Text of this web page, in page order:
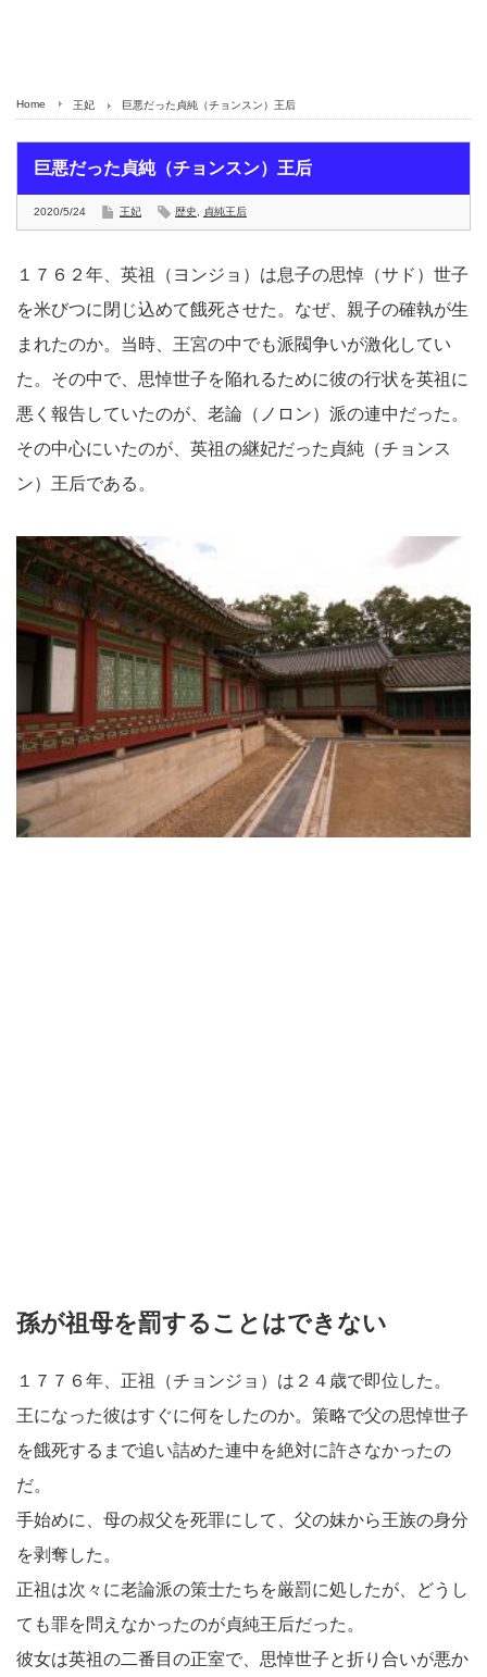
Home 王妃 巨悪だった貞純（チョンスン）王后
巨悪だった貞純（チョンスン）王后
2020/5/24 王妃 歴史 貞純王后
１７６２年、英祖（ヨンジョ）は息子の思悼（サド）世子
を米びつに閉じ込めて餓死させた。なぜ、親子の確執が生
まれたのか。当時、王宮の中でも派閥争いが激化してい
た。その中で、思悼世子を陥れるために彼の行状を英祖に
悪く報告していたのが、老論（ノロン）派の連中だった。
その中心にいたのが、英祖の継妃だった貞純（チョンス
ン）王后である。
孫が祖母を罰することはできない
１７７６年、正祖（チョンジョ）は２４歳で即位した。
王になった彼はすぐに何をしたのか。策略で父の思悼世子
を餓死するまで追い詰めた連中を絶対に許さなかったの
だ。
手始めに、母の叔父を死罪にして、父の妹から王族の身分
を剥奪した。
正祖は次々に老論派の策士たちを厳罰に処したが、どうし
ても罪を問えなかったのが貞純王后だった。
彼女は英祖の二番目の正室で、思悼世子と折り合いが悪か